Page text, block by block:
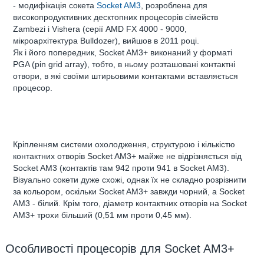
- модифікація сокетаSocket AM3 , розроблена для
високопродуктивних десктопних процесорів сімейств
Zambezi і Vishera (серії AMD FX 4000 - 9000,
мікроархітектура Bulldozer), вийшов в 2011 році.
Як і його попередник, Socket AM3+ виконаний у форматі
PGA (pin grid array), тобто, в ньому розташовані контактні
отвори, в які своїми штирьовими контактами вставляється
процесор.
Кріпленням системи охолодження, структурою і кількістю
контактних отворів Socket AM3+ майже не відрізняється від
Socket AM3 (контактів там 942 проти 941 в Socket AM3).
Візуально сокети дуже схожі, однак їх не складно розрізнити
за кольором, оскільки Socket AM3+ завжди чорний, а Socket
AM3 - білий. Крім того, діаметр контактних отворів на Socket
AM3+ трохи більший (0,51 мм проти 0,45 мм).
Особливості процесорів для Socket AM3+